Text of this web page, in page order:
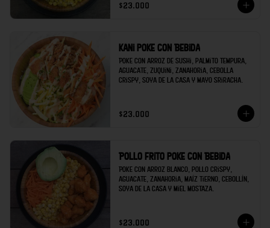
$23.000
Kani poke con Bebida
Poke con arroz de sushi, palmito tempura,
aguacate, zuquini, zanahoria, cebolla
crispy, soya de la casa y mayo sriracha.
$23.000
Pollo frito poke con Bebida
Poke con arroz blanco, pollo crispy,
aguacate, zanahoria, maíz tierno, cebollín,
soya de la casa y miel mostaza.
$23.000